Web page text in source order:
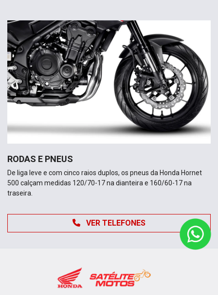
RODAS E PNEUS
De liga leve e com cinco raios duplos, os pneus da Honda Hornet
500 calçam medidas 120/70-17 na dianteira e 160/60-17 na
traseira.
VER TELEFONES